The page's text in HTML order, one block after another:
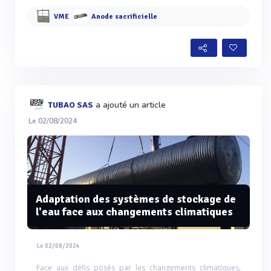
VME Anode sacrificielle
TUBAO SAS a ajouté un article
Le 02/08/2024
Adaptation des systèmes de stockage de
l'eau face aux changements climatiques
Le 02/08/2024
Face aux défis posés par les changements climatiques,